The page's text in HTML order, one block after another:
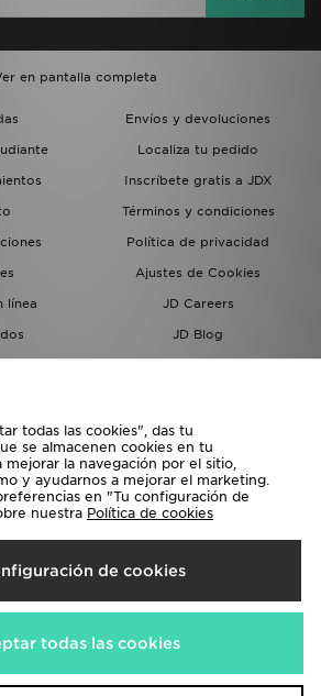
en pantalla completa
Envíos y devoluciones
Localiza tu pedido
Inscríbete gratis a JDX
Términos y condiciones
Política de privacidad
Ajustes de Cookies
línea
JD Careers
JD Blog
Selecciona País
las siguientes formas de pago
todas las cookies", das tu
se almacenen cookies en tu
mejorar la navegación por el sitio,
y ayudarnos a mejorar el marketing.
en "Tu configuración de
nuestra Política de cookies
de cookies
todas las cookies